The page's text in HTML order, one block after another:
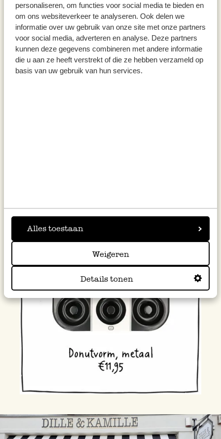
personaliseren, om functies voor social media te bieden en
om ons websiteverkeer te analyseren. Ook delen we
informatie over uw gebruik van onze site met onze partners
voor social media, adverteren en analyse. Deze partners
kunnen deze gegevens combineren met andere informatie
die u aan ze heeft verstrekt of die ze hebben verzameld op
basis van uw gebruik van hun services.
Alles toestaan
Weigeren
Details tonen
Leg het deeg in de bakvorm en zet het
weer afgedekt op en warme plek, deze
keer voor een half uurtje.
Bak de donuts daarna op 175 graden voor